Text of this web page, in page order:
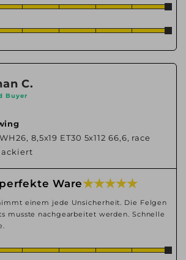
C.
Buyer
8,5x19 ET30 5x112 66,6, race
Ware★ ★ ★ ★ ★
einem jede Unsicherheit. Die Felgen
musste nachgearbeitet werden. Schnelle